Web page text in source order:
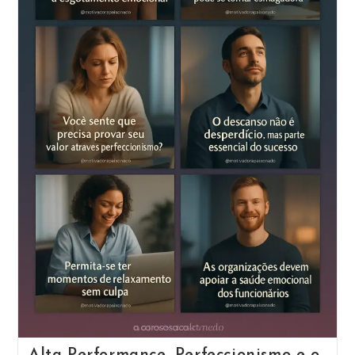
E
Atenção:
Como
O
Mundo
Digital
Afeta
Seu
Autoconhecimento
E
Foco